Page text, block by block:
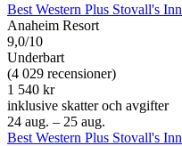
Best Western Plus Stovall's Inn
Anaheim Resort
9,0/10
Underbart
(4 029 recensioner)
1 540 kr
inklusive skatter och avgifter
24 aug. – 25 aug.
Best Western Plus Stovall's Inn